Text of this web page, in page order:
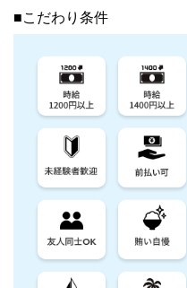
■こだわり条件